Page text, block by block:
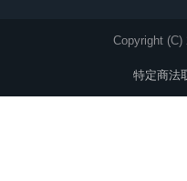
Copyright (C)
特定商法